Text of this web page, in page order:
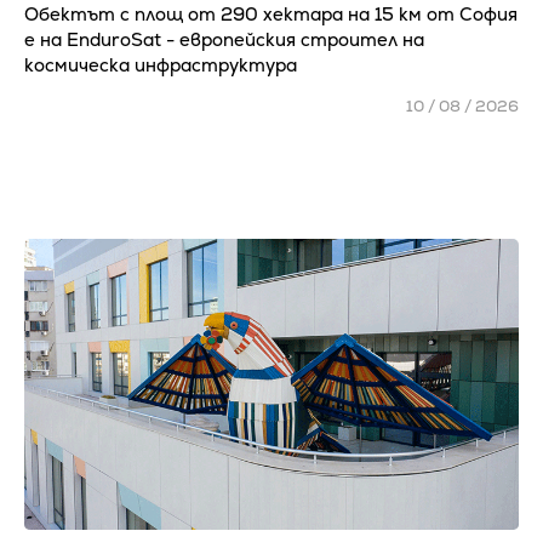
Обектът с площ от 290 хектара на 15 км от София
е на EnduroSat - европейския строител на
космическа инфраструктура
10 / 08 / 2026